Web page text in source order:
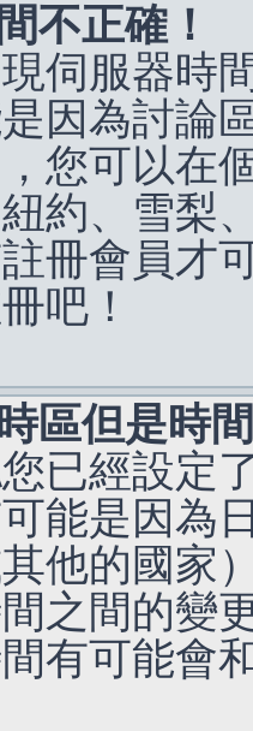
不正確！
伺服器時
因為討論
您可以在
約、雪梨
冊會員才
吧！
區但是時
已經設定
能是因為
他的國家
之間的變
有可能會